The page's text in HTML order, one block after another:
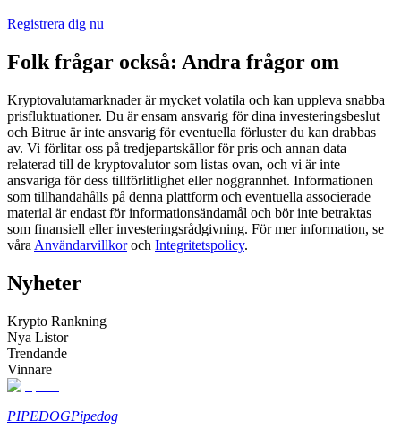
Gå med de bästa handlarna
Bli en Copy Trader
Njut av vinstdelning och kopieringshandelsprovisioner
Registrera dig nu
Folk frågar också: Andra frågor om
Kryptovalutamarknader är mycket volatila och kan uppleva snabba
prisfluktuationer. Du är ensam ansvarig för dina investeringsbeslut
och Bitrue är inte ansvarig för eventuella förluster du kan drabbas
av. Vi förlitar oss på tredjepartskällor för pris och annan data
relaterad till de kryptovalutor som listas ovan, och vi är inte
ansvariga för dess tillförlitlighet eller noggrannhet. Informationen
som tillhandahålls på denna plattform och eventuella associerade
material är endast för informationsändamål och bör inte betraktas
som finansiell eller investeringsrådgivning. För mer information, se
våra Användarvillkoroch Integritetspolicy.
Nyheter
Krypto Rankning
Nya Listor
Trendande
Vinnare
PIPEDOGPipedog